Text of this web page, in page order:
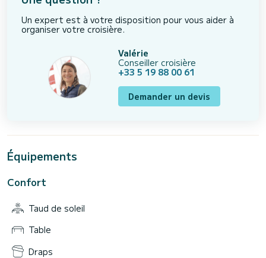
Un expert est à votre disposition pour vous aider à
organiser votre croisière.
Valérie
Conseiller croisière
+33 5 19 88 00 61
Demander un devis
Équipements
Confort
Taud de soleil
Table
Draps